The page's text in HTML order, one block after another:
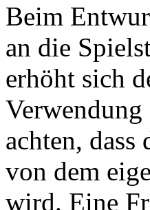
Beim
an die
erhöht sich
achten,
von dem
wird. Eine